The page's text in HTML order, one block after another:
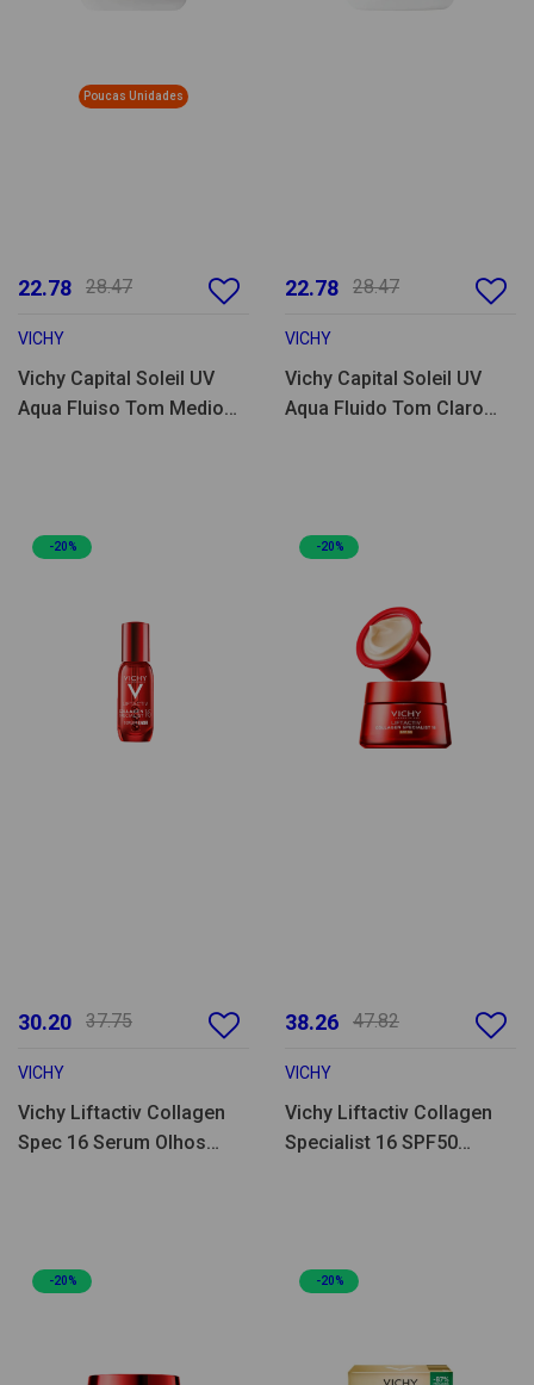
Poucas Unidades
22.78 28.47
VICHY
Vichy Capital Soleil UV
Aqua Fluiso Tom Medio
22.78 28.47
VICHY
Vichy Capital Soleil UV
Aqua Fluido Tom Claro
-20%
30.20 37.75
VICHY
Vichy Liftactiv Collagen
Spec 16 Serum Olhos
-20%
38.26 47.82
VICHY
Vichy Liftactiv Collagen
Specialist 16 SPF50
-20% -20%